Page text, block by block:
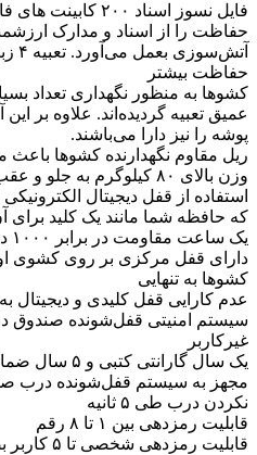
فایل نسوز اسناد ۲۰۰
حفاظت را از اسناد و مدارک
حفاظت بیشتر
کشو‌ها به منظور نگهداری تعداد
عمیق تعبیه گردیده‌اند. علاوه بر این
پوشه را نیز دارا می‌باشند.
ریل مقاوم نگهدارنده کشوها باعث
وزن بالای ۸۰ کیلوگرم به جلو و عقب کشیده شوند.
استفاده از قفل دیجیتال
که حافظه شما مانند یک کلید
یک ساعت مقاومت در برابر ۱۰۰۰ درجه سانتیگراد حریق
دارای قفل مرکزی بر روی کشوی
کشوها به تنهایی
عدم کارایی قفل کلیدی و دیجیتال به
سیستم امنیتی قفل‌شونده صندوق
غیر‌کاربر
یک سال گارانتی کتبی و ۵ سال ضمانت خدمات پس از فروش
مجهز به سیستم قفل‌شونده درب
نکردن درب طی ۵ ثانیه
قابلیت رمزدهی بین ۱ تا ۸ رقم
قابلیت رمزدهی شخصی تا ۵ کاربر بصورت مجزا